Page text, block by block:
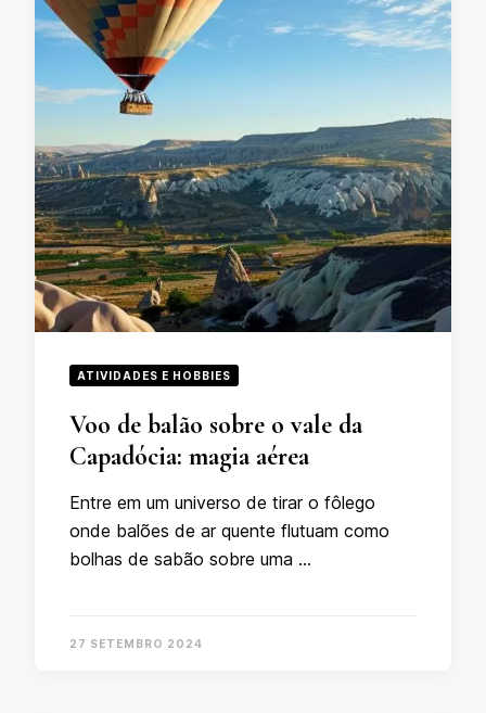
ATIVIDADES E HOBBIES
Voo de balão sobre o vale da
Capadócia: magia aérea
Entre em um universo de tirar o fôlego
onde balões de ar quente flutuam como
bolhas de sabão sobre uma …
27 SETEMBRO 2024